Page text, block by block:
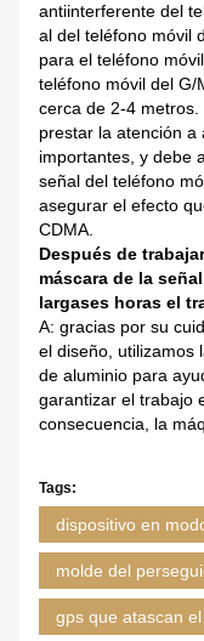
antiinterferente del
al del teléfono móvil
para el teléfono
teléfono móvil del G/
cerca de 2-4
prestar la atención a
importantes, y debe
señal del teléfono
asegurar el efecto
CDMA.
Después de
máscara de la
largases horas el
A: gracias por su
el diseño, utilizamos
de aluminio para
garantizar el trabajo
consecuencia, la
Tags:
dispositivo en
molde del
gps que atascan